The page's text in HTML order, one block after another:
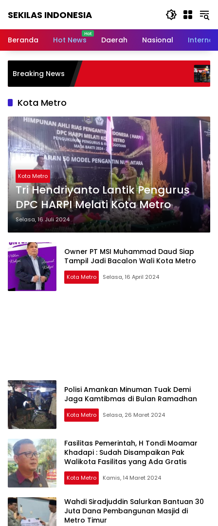
SEKILAS INDONESIA
Terkini,
World,
Headlines,
News
Today
Beranda Hot News Daerah Nasional
Breaking News
Polda Babel Resmi
Tersangka Dalam
Timah Ilegal Di Belitung
Kota Metro
Kota Metro
Tri Hendriyanto Lantik Pengurus
DPC HARPI Melati Kota Metro
Selasa, 16 Juli 2024
Owner PT MSI Muhammad Daud Siap
Tampil Jadi Bacalon Wali Kota Metro
Kota Metro Selasa, 16 April 2024
Polisi Amankan Minuman Tuak Demi
Jaga Kamtibmas di Bulan Ramadhan
Kota Metro Selasa, 26 Maret 2024
Fasilitas Pemerintah, H Tondi Moamar
Khadapi : Sudah Disampaikan Pak
Walikota Fasilitas yang Ada Gratis
Kota Metro Kamis, 14 Maret 2024
Wahdi Siradjuddin Salurkan Bantuan 30
Juta Dana Pembangunan Masjid di
Metro Timur